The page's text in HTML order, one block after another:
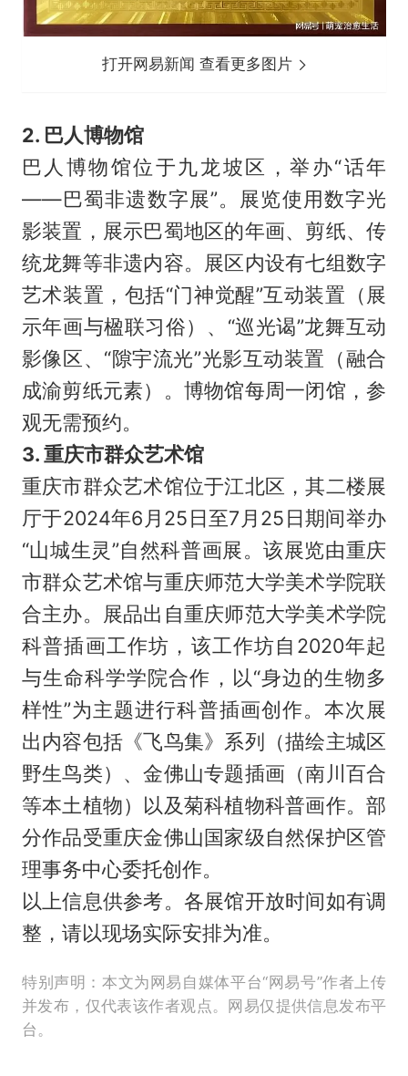
打开网易新闻 查看更多图片
2. 巴人博物馆
巴人博物馆位于九龙坡区，举办“话年
——巴蜀非遗数字展”。展览使用数字光
影装置，展示巴蜀地区的年画、剪纸、传
统龙舞等非遗内容。展区内设有七组数字
艺术装置，包括“门神觉醒”互动装置（展
示年画与楹联习俗）、“巡光谒”龙舞互动
影像区、“隙宇流光”光影互动装置（融合
成渝剪纸元素）。博物馆每周一闭馆，参
观无需预约。
3. 重庆市群众艺术馆
重庆市群众艺术馆位于江北区，其二楼展
厅于2024年6月25日至7月25日期间举办
“山城生灵”自然科普画展。该展览由重庆
市群众艺术馆与重庆师范大学美术学院联
合主办。展品出自重庆师范大学美术学院
科普插画工作坊，该工作坊自2020年起
与生命科学学院合作，以“身边的生物多
样性”为主题进行科普插画创作。本次展
出内容包括《飞鸟集》系列（描绘主城区
野生鸟类）、金佛山专题插画（南川百合
等本土植物）以及菊科植物科普画作。部
分作品受重庆金佛山国家级自然保护区管
理事务中心委托创作。
以上信息供参考。各展馆开放时间如有调
整，请以现场实际安排为准。
特别声明：本文为网易自媒体平台“网易号”作者上传
并发布，仅代表该作者观点。网易仅提供信息发布平
台。